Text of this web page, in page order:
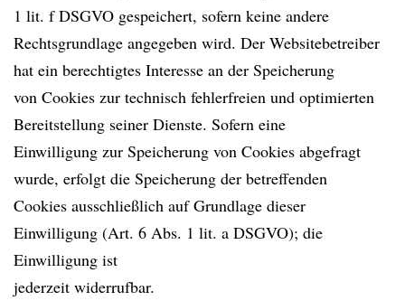
1 lit. f DSGVO gespeichert, sofern keine andere
Rechtsgrundlage angegeben wird. Der Websitebetreiber
hat ein berechtigtes Interesse an der Speicherung
von Cookies zur technisch fehlerfreien und optimierten
Bereitstellung seiner Dienste. Sofern eine
Einwilligung zur Speicherung von Cookies abgefragt
wurde, erfolgt die Speicherung der betreffenden
Cookies ausschließlich auf Grundlage dieser
Einwilligung (Art. 6 Abs. 1 lit. a DSGVO); die
Einwilligung ist
jederzeit widerrufbar.